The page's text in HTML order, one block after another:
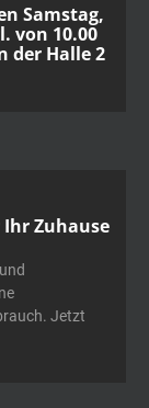
Samstag,
von 10.00
der Halle 2
Zuhause
Jetzt